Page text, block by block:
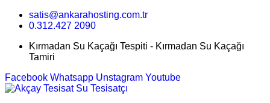
satis@ankarahosting.com.tr
0.312.427 2090
Kırmadan Su Kaçağı Tespiti - Kırmadan Su Kaçağı
Tamiri
Facebook Whatsapp Unstagram Youtube